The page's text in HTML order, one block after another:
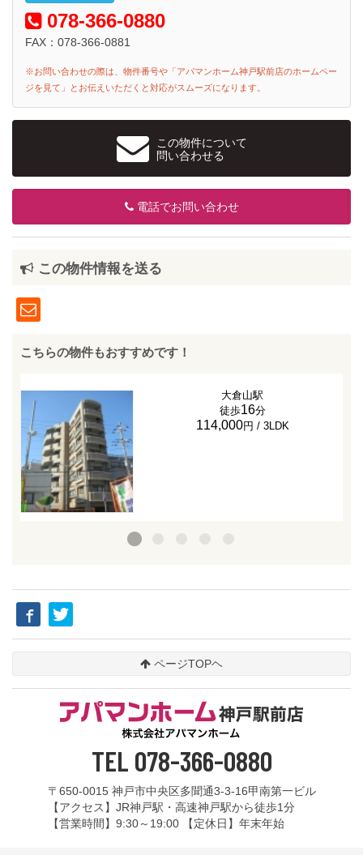
078-366-0880
FAX：078-366-0881
※お問い合わせの際は、物件番号や「アパマンホーム神戸駅前店のホームペー
ジを見て」とお伝えいただくと対応がスムーズになります。
この物件について
問い合わせる
電話でお問い合わせ
この物件情報を送る
こちらの物件もおすすめです！
大倉山駅
徒歩16分
114,000円 / 3LDK
ページTOPヘ
TEL 078-366-0880
〒650-0015 神戸市中央区多聞通3-3-16甲南第一ビル
【アクセス】JR神戸駅・高速神戸駅から徒歩1分
【営業時間】9:30～19:00 【定休日】年末年始